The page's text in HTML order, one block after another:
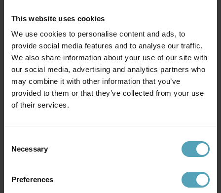
This website uses cookies
We use cookies to personalise content and ads, to
provide social media features and to analyse our traffic.
We also share information about your use of our site with
our social media, advertising and analytics partners who
may combine it with other information that you’ve
provided to them or that they’ve collected from your use
of their services.
Selection
Necessary
Preferences
Andra köpte även
KAMPANJ PRISMATCH